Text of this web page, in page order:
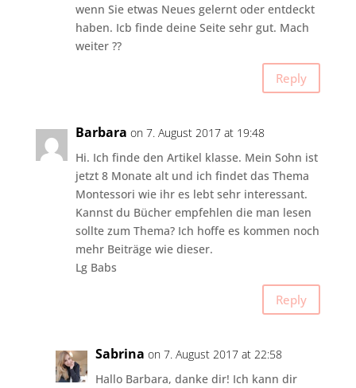
wenn Sie etwas Neues gelernt oder entdeckt
haben. Icb finde deine Seite sehr gut. Mach
weiter ??
Reply
Barbara on 7. August 2017 at 19:48
Hi. Ich finde den Artikel klasse. Mein Sohn ist
jetzt 8 Monate alt und ich findet das Thema
Montessori wie ihr es lebt sehr interessant.
Kannst du Bücher empfehlen die man lesen
sollte zum Thema? Ich hoffe es kommen noch
mehr Beiträge wie dieser.
Lg Babs
Reply
Sabrina on 7. August 2017 at 22:58
Hallo Barbara, danke dir! Ich kann dir